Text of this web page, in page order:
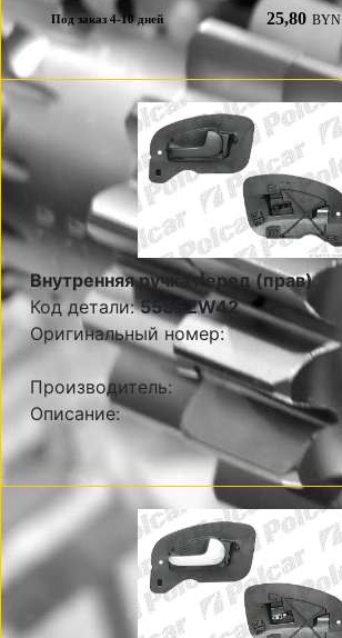
Под заказ 4-10 дней 25,80 BYN
Внутренняя ручка перед (прав)
Код детали:5556ZW42
Оригинальный номер:
Производитель:
Описание: